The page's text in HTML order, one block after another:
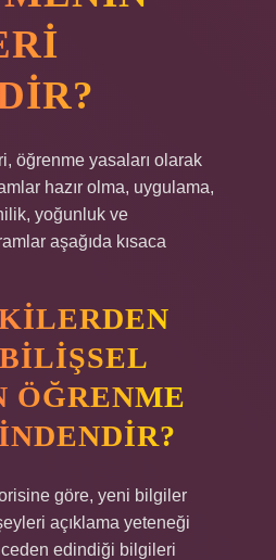
öğrenme yasaları olarak
hazır olma, uygulama,
yoğunluk ve
aşağıda kısaca
ÖĞRENME
göre, yeni bilgiler
açıklama yeteneği
edindiği bilgileri